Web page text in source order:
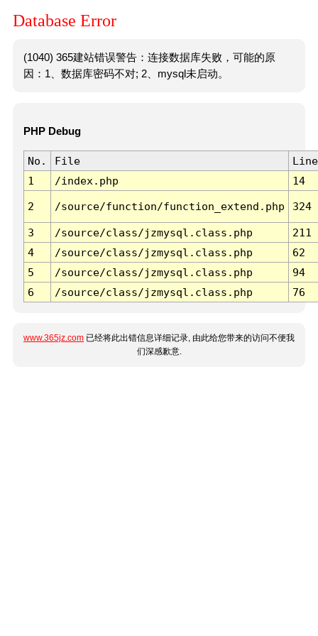
Database Error
(1040) 365建站错误警告：连接数据库失败，可能的原
因：1、数据库密码不对; 2、mysql未启动。
PHP Debug
No. File
Line
1
/index.php 14
2 /source/function/function_extend.php 324
3 /source/class/jzmysql.class.php
211
4
/source/class/jzmysql.class.php
62
5
/source/class/jzmysql.class.php
94
6
/source/class/jzmysql.class.php 76
www.365jz.com 已经将此出错信息详细记录, 由此给您带来的访问不便我
们深感歉意.